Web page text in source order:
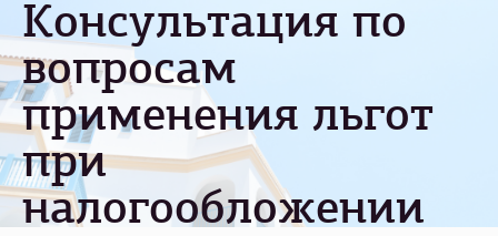
Консультация по
вопросам
применения льгот
при
налогообложении